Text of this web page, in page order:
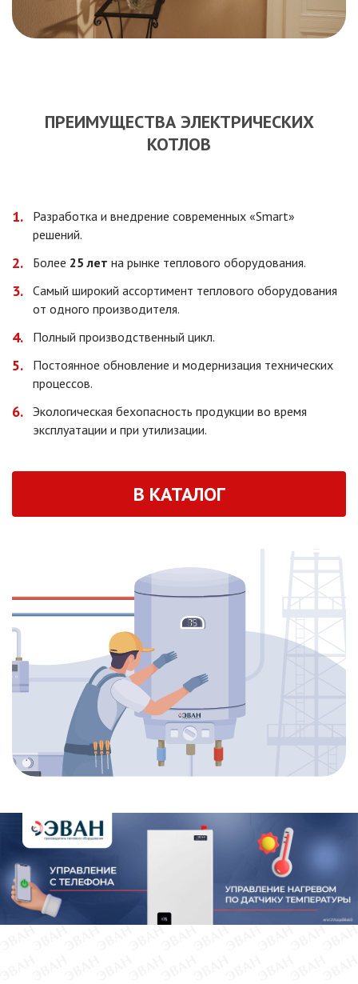
ПРЕИМУЩЕСТВА ЭЛЕКТРИЧЕСКИХ
КОТЛОВ
Разработка и внедрение современных «Smart»
решений.
Более 25 лет на рынке теплового оборудования.
Самый широкий ассортимент теплового оборудования
от одного производителя.
Полный производственный цикл.
Постоянное обновление и модернизация технических
процессов.
Экологическая бехопасность продукции во время
эксплуатации и при утилизации.
В КАТАЛОГ